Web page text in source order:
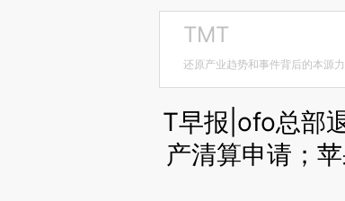
TMT
还原产业趋势和事件背后的本源
T早报|ofo总部
产清算申请；